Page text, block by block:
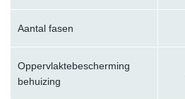
Aantal fasen
Oppervlaktebescherming
behuizing